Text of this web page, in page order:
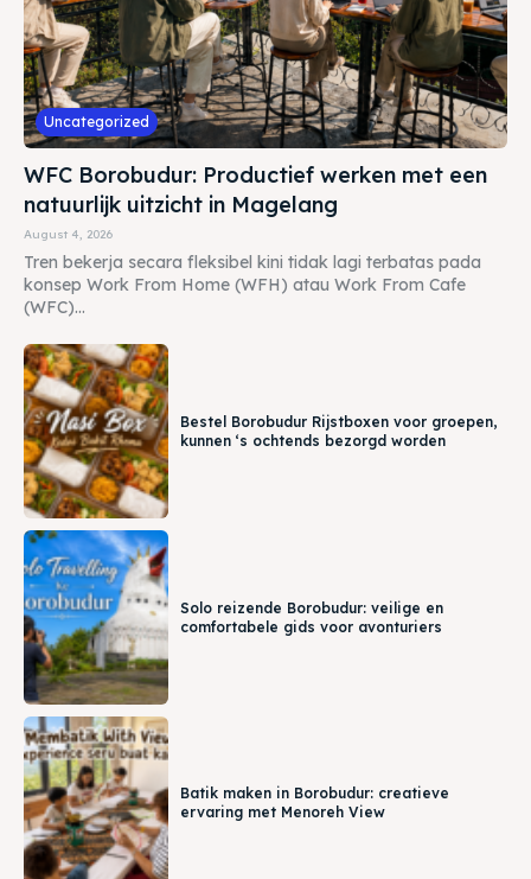
Uncategorized
WFC Borobudur: Productief werken met een
natuurlijk uitzicht in Magelang
August 4, 2026
Tren bekerja secara fleksibel kini tidak lagi terbatas pada
konsep Work From Home (WFH) atau Work From Cafe
(WFC)...
Bestel Borobudur Rijstboxen voor groepen,
kunnen ‘s ochtends bezorgd worden
Solo reizende Borobudur: veilige en
comfortabele gids voor avonturiers
Batik maken in Borobudur: creatieve
ervaring met Menoreh View